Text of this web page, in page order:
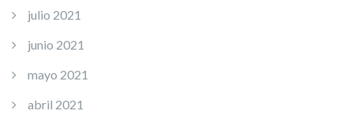
julio 2021
junio 2021
mayo 2021
abril 2021